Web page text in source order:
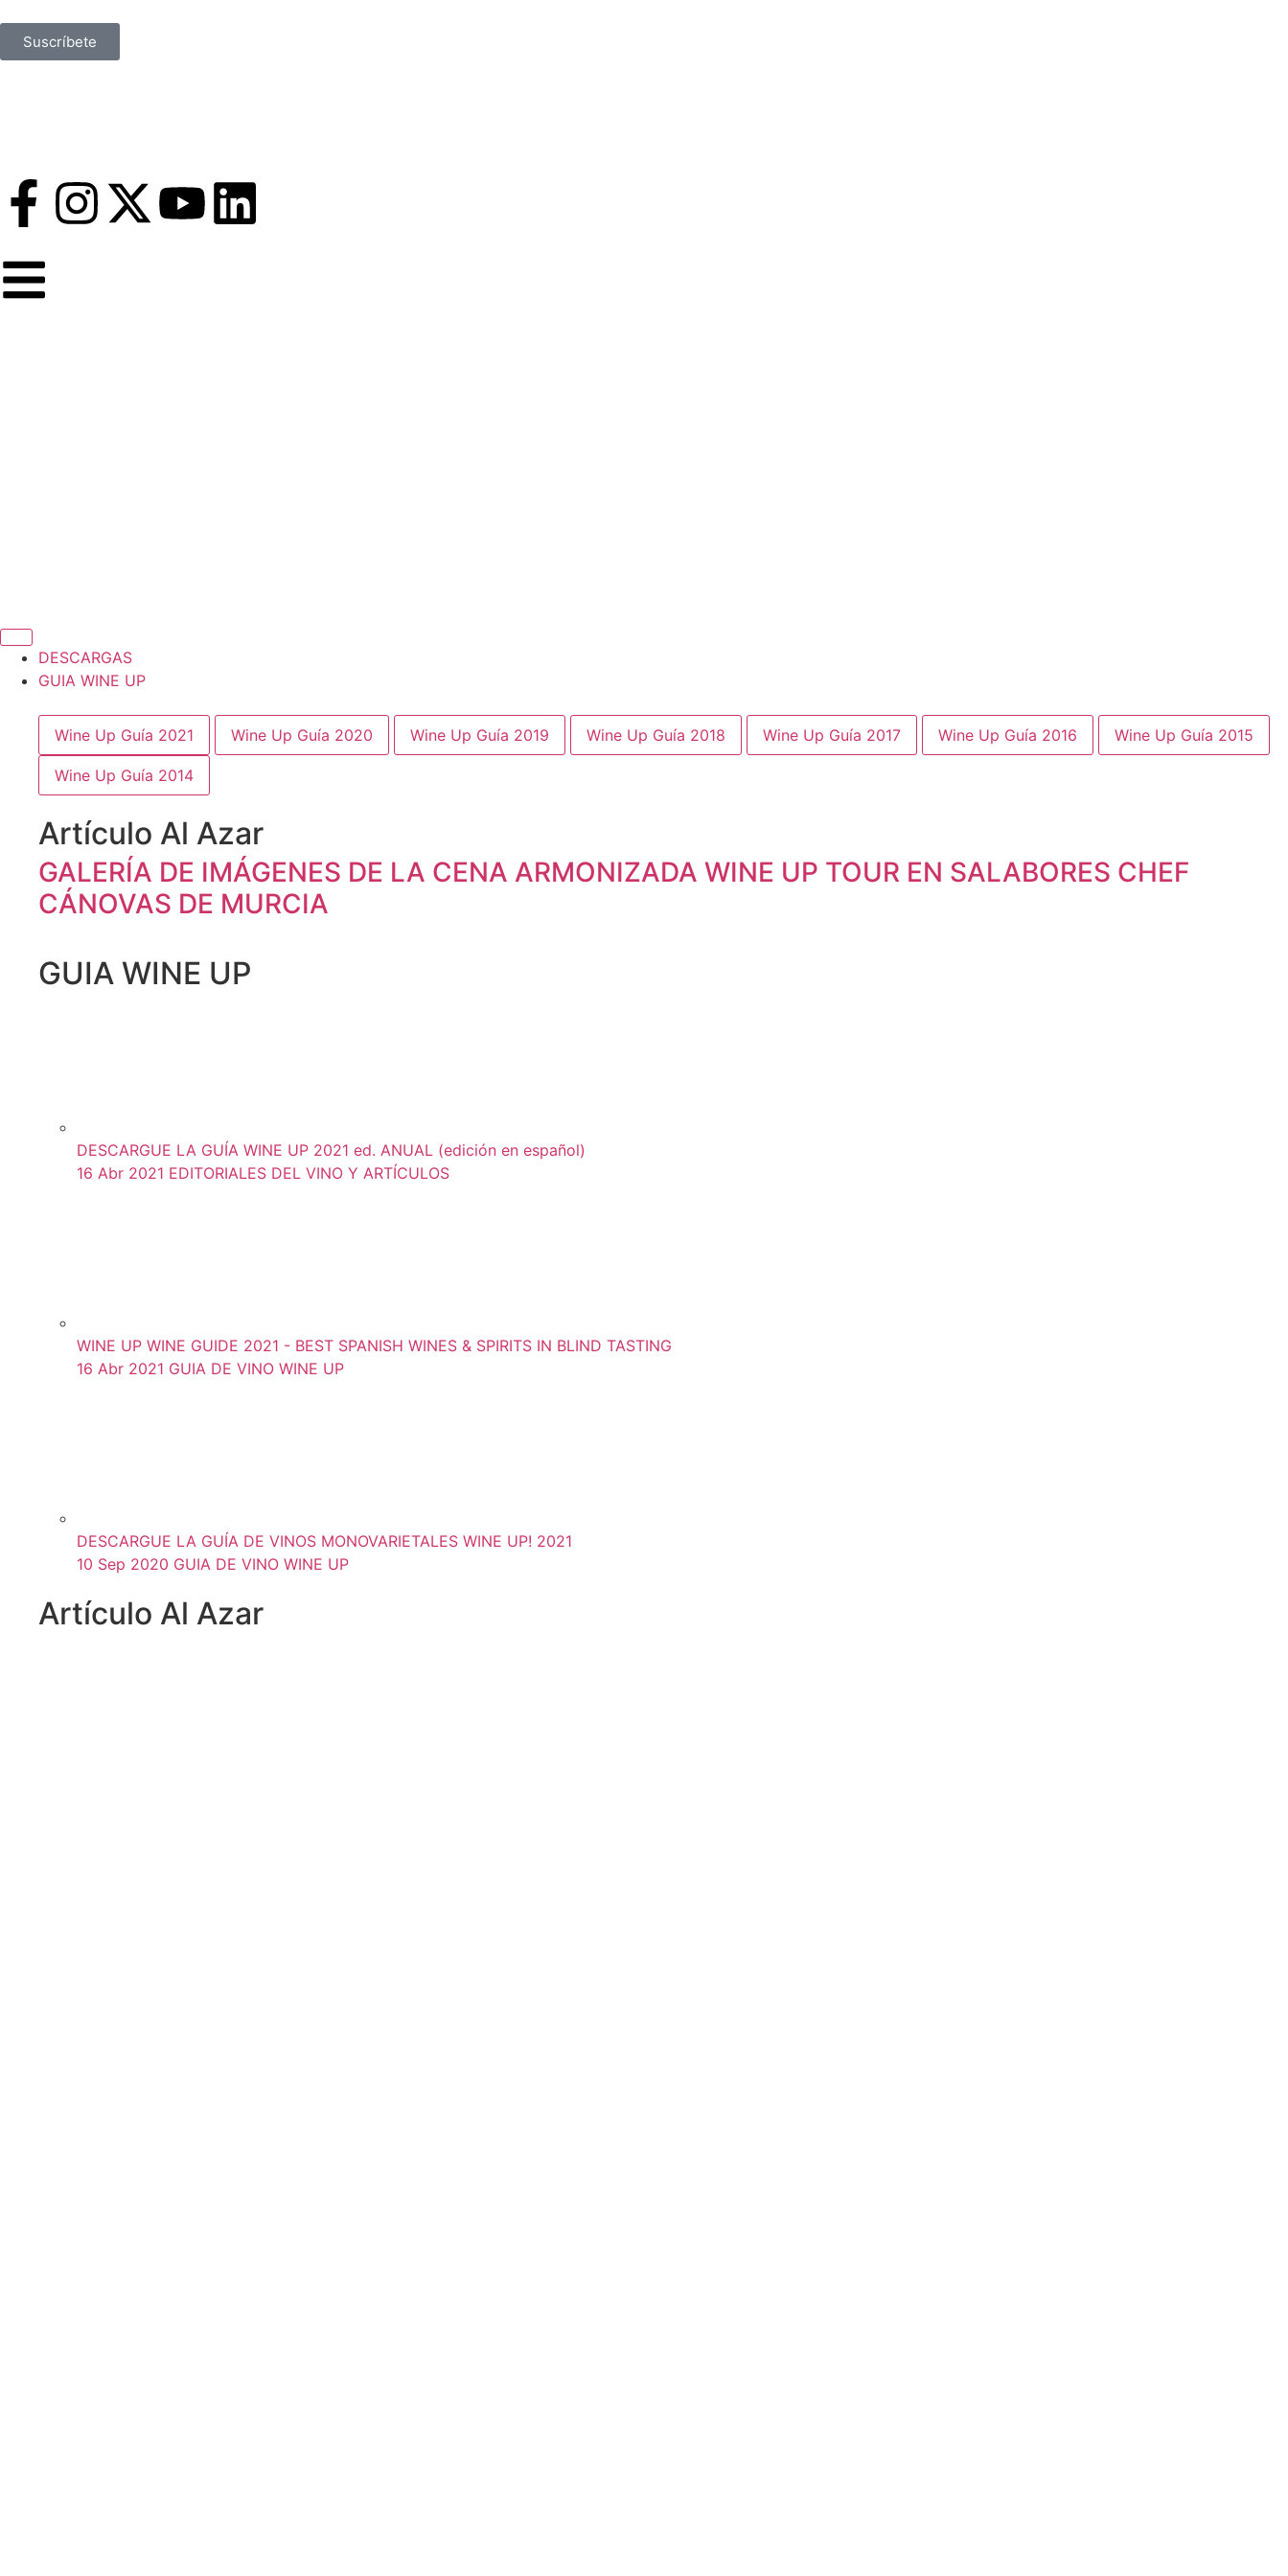
Suscríbete
DESCARGAS
GUIA WINE UP
Wine Up Guía 2021 Wine Up Guía 2020 Wine Up Guía 2019 Wine Up Guía 2018 Wine Up Guía 2017 Wine Up Guía 2016 Wine Up Guía 2015
Wine Up Guía 2014
Artículo Al Azar
GALERÍA DE IMÁGENES DE LA CENA ARMONIZADA WINE UP TOUR EN SALABORES CHEF
CÁNOVAS DE MURCIA
GUIA WINE UP
DESCARGUE LA GUÍA WINE UP 2021 ed. ANUAL (edición en español)
16 Abr 2021 EDITORIALES DEL VINO Y ARTÍCULOS
WINE UP WINE GUIDE 2021 - BEST SPANISH WINES & SPIRITS IN BLIND TASTING
16 Abr 2021 GUIA DE VINO WINE UP
DESCARGUE LA GUÍA DE VINOS MONOVARIETALES WINE UP! 2021
10 Sep 2020 GUIA DE VINO WINE UP
Artículo Al Azar